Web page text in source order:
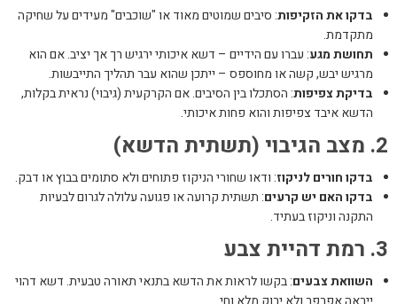
בדקו את הזקיפות: סיבים שמוטים מאוד או "שוכבים" מעידים על שחיקה
מתקדמת.
תחושת מגע: עברו עם הידיים – דשא איכותי ירגיש רך אך יציב. אם הוא
מרגיש יבש, קשה או מחוספס – ייתכן שהוא עבר תהליך התייבשות.
בדיקת צפיפות: הסתכלו בין הסיבים. אם הקרקעית (גיבוי) נראית בקלות,
הדשא איבד צפיפות והוא פחות איכותי.
2. מצב הגיבוי (תשתית הדשא)
בדקו חורים לניקוז: ודאו שחורי הניקוז פתוחים ולא סתומים בבוץ או דבק.
בדקו האם יש קרעים: תשתית קרועה או פגועה עלולה לגרום לבעיות
התקנה וניקוז בעתיד.
3. רמת דהיית צבע
השוואת צבעים: בקשו לראות את הדשא בתנאי תאורה טבעית. דשא דהוי